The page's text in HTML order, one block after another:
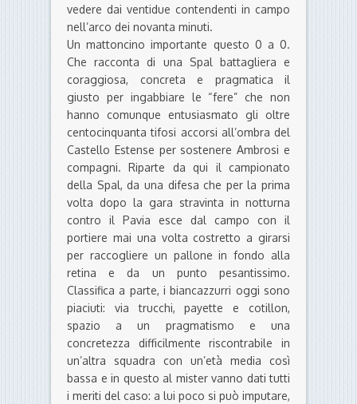
vedere dai ventidue contendenti in campo
nell’arco dei novanta minuti.
Un mattoncino importante questo 0 a 0.
Che racconta di una Spal battagliera e
coraggiosa, concreta e pragmatica il
giusto per ingabbiare le “fere” che non
hanno comunque entusiasmato gli oltre
centocinquanta tifosi accorsi all’ombra del
Castello Estense per sostenere Ambrosi e
compagni. Riparte da qui il campionato
della Spal, da una difesa che per la prima
volta dopo la gara stravinta in notturna
contro il Pavia esce dal campo con il
portiere mai una volta costretto a girarsi
per raccogliere un pallone in fondo alla
retina e da un punto pesantissimo.
Classifica a parte, i biancazzurri oggi sono
piaciuti: via trucchi, payette e cotillon,
spazio a un pragmatismo e una
concretezza difficilmente riscontrabile in
un’altra squadra con un’età media così
bassa e in questo al mister vanno dati tutti
i meriti del caso: a lui poco si può imputare,